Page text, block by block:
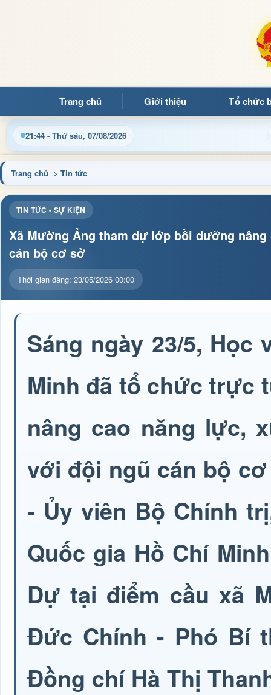
Trang chủ Giới thiệu Tổ chức
21:44 - Thứ sáu, 07/08/2026
tin điều hành, thủ tục hành chính và tin tức địa phương
Trang chủ > Tin tức
TIN TỨC - SỰ KIỆN
Xã Mường Ảng tham dự lớp bồi dưỡng
cán bộ cơ sở
Thời gian đăng: 23/05/2026 00:00
Sáng ngày 23/5, Học
Minh đã tổ chức trực
nâng cao năng lực,
với đội ngũ cán bộ
- Ủy viên Bộ Chính
Quốc gia Hồ Chí
Dự tại điểm cầu xã
Đức Chính - Phó Bí
Đồng chí Hà Thị